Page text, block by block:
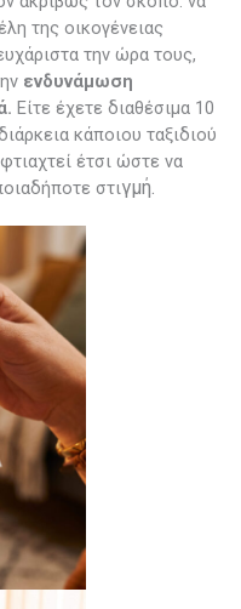
της οικογένειας
την ώρα τους,
ενδυνάμωση
Είτε έχετε διαθέσιμα 10
κάποιου ταξιδιού
έτσι ώστε να
στιγμή.